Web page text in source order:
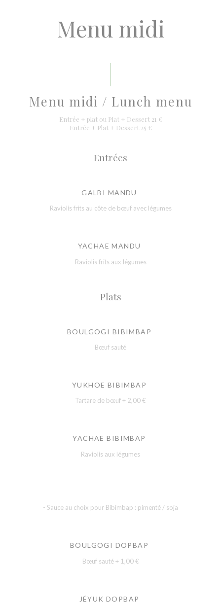
Menu midi
Menu midi / Lunch menu
Entrée + plat ou Plat + Dessert 21 €
Entrée + Plat + Dessert 25 €
Entrées
GALBI MANDU
Raviolis frits au côte de bœuf avec légumes
YACHAE MANDU
Raviolis frits aux légumes
Plats
BOULGOGI BIBIMBAP
Bœuf sauté
YUKHOE BIBIMBAP
Tartare de bœuf + 2,00 €
YACHAE BIBIMBAP
Raviolis aux légumes
- Sauce au choix pour Bibimbap : pimenté / soja
BOULGOGI DOPBAP
Bœuf sauté + 1,00 €
JÉYUK DOPBAP